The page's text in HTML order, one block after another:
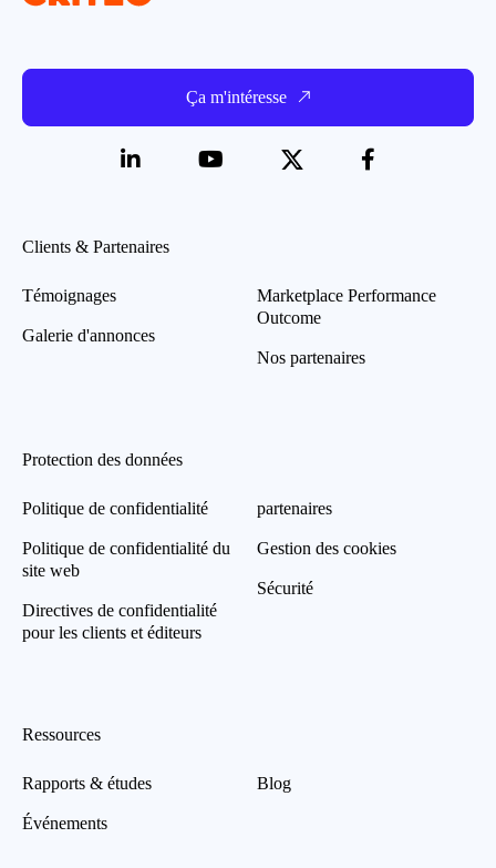
Ça m'intéresse
Clients & Partenaires
Témoignages
Galerie d'annonces
Marketplace Performance
Outcome
Nos partenaires
Protection des données
Politique de confidentialité
Politique de confidentialité du
site web
Directives de confidentialité
pour les clients et éditeurs
partenaires
Gestion des cookies
Sécurité
Ressources
Rapports & études
Événements
Blog